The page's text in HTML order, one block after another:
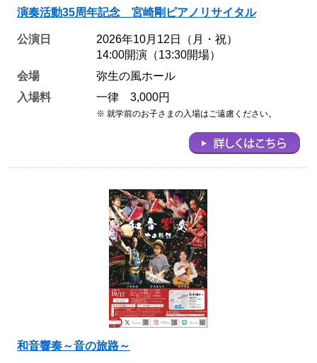
演奏活動35周年記念 宮崎剛ピアノリサイタル
公演日
2026年10月12日（月・祝）
14:00開演（13:30開場）
会場
弥生の風ホール
入場料
一律 3,000円
※ 就学前のお子さまの入場はご遠慮ください。
和音響奏～音の旅路～